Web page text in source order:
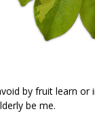
by fruit learn or
be me.